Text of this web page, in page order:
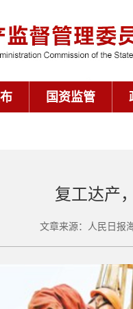
国资监管
复工达产
文章来源：人民日